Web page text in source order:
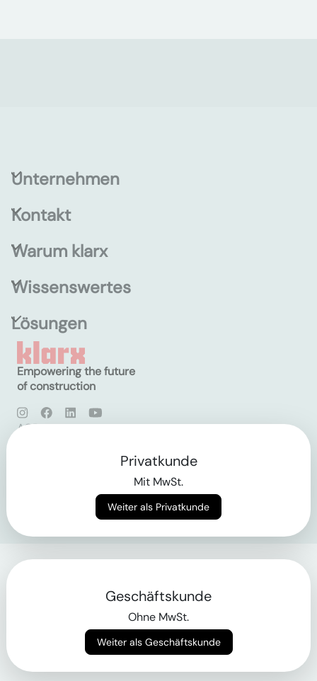
Unternehmen
Kontakt
Warum klarx
Wissenswertes
Lösungen
Empowering the future
of construction
AGB
Privatkunde
Mit MwSt.
Weiter als Privatkunde
Geschäftskunde
Ohne MwSt.
Weiter als Geschäftskunde